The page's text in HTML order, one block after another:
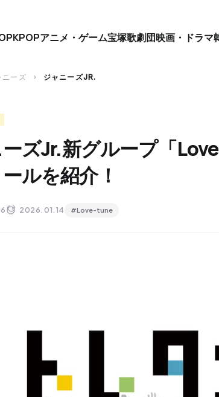
close
KPOPアニメ・ゲーム宝塚歌劇団映画・ドラマ
ニーズ chevron_right ジャニーズJR.
ズJr.新グループ「
ルを紹介！
2026.01.14 #Love-tune